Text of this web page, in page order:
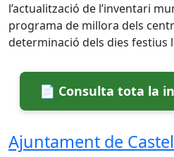
l’actualització de l’inventari
programa de millora dels
determinació dels dies festius
📄 Consulta tota la
Ajuntament de